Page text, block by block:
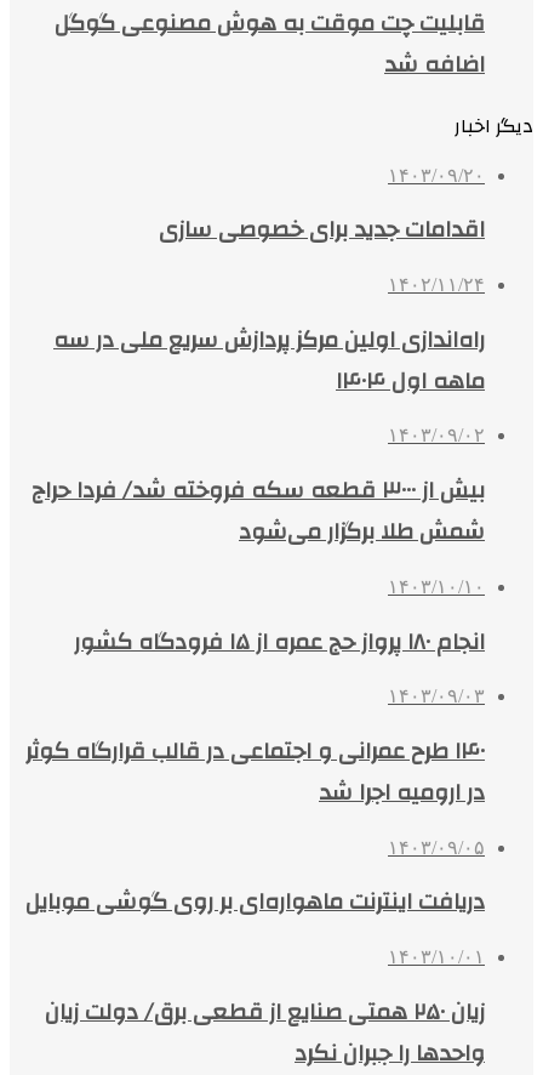
قابلیت چت موقت به هوش مصنوعی گوگل
اضافه شد
دیگر اخبار
۱۴۰۳/۰۹/۲۰
اقدامات جدید برای خصوصی سازی
۱۴۰۲/۱۱/۲۴
راه‌اندازی اولین مرکز پردازش سریع ملی در سه
ماهه اول ۱۴۰۴
۱۴۰۳/۰۹/۰۲
بیش از ۳۰۰۰ قطعه سکه فروخته شد/ فردا حراج
شمش طلا برگزار می‌شود
۱۴۰۳/۱۰/۱۰
انجام ۱۸۰ پرواز حج عمره از ۱۵ فرودگاه کشور
۱۴۰۳/۰۹/۰۳
۱۴۰ طرح عمرانی و اجتماعی در قالب قرارگاه کوثر
در ارومیه اجرا شد
۱۴۰۳/۰۹/۰۵
دریافت اینترنت ماهواره‌ای بر روی گوشی موبایل
۱۴۰۳/۱۰/۰۱
زیان ۲۵۰ همتی صنایع از قطعی برق/ دولت زیان
واحدها را جبران نکرد